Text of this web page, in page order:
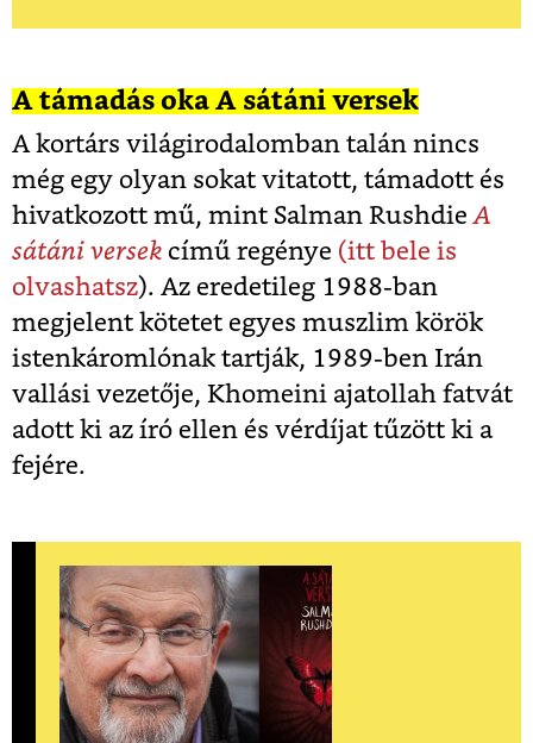
A támadás oka A sátáni versek
A kortárs világirodalomban talán nincs
még egy olyan sokat vitatott, támadott és
hivatkozott mű, mint Salman Rushdie A
sátáni versek című regénye (itt bele is
olvashatsz). Az eredetileg 1988-ban
megjelent kötetet egyes muszlim körök
istenkáromlónak tartják, 1989-ben Irán
vallási vezetője, Khomeini ajatollah fatvát
adott ki az író ellen és vérdíjat tűzött ki a
fejére.